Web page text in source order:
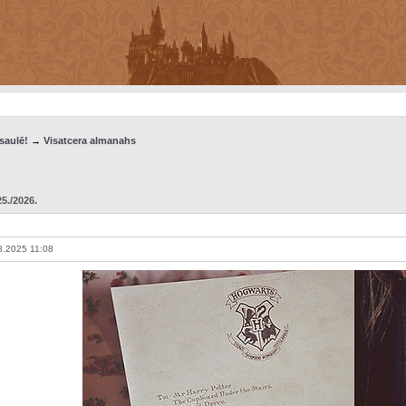
→ Visatcera almanahs
2026.
11:08